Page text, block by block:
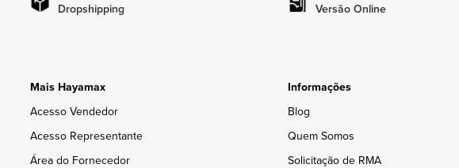
Dropshipping
Versão Online
Mais Hayamax
Acesso Vendedor
Acesso Representante
Área do Fornecedor
Informações
Blog
Quem Somos
Solicitação de RMA